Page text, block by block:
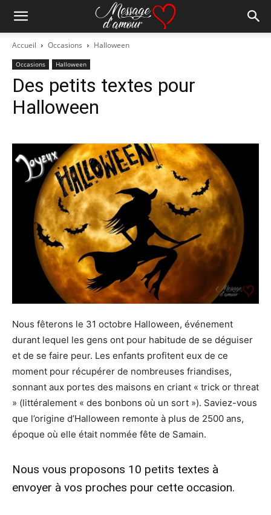
Accueil Occasions Halloween
Occasions Halloween
Des petits textes pour
Halloween
Nous fêterons le 31 octobre Halloween, événement
durant lequel les gens ont pour habitude de se déguiser
et de se faire peur. Les enfants profitent eux de ce
moment pour récupérer de nombreuses friandises,
sonnant aux portes des maisons en criant « trick or threat
» (littéralement « des bonbons où un sort »). Saviez-vous
que l’origine d’Halloween remonte à plus de 2500 ans,
époque où elle était nommée fête de Samain.
Nous vous proposons 10 petits textes à
envoyer à vos proches pour cette occasion.